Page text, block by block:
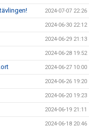
2024-07-07 22:26
2024-06-30 22:12
2024-06-29 21:13
2024-06-28 19:52
2024-06-27 10:00
2024-06-26 19:20
2024-06-20 19:23
2024-06-19 21:11
2024-06-18 20:46